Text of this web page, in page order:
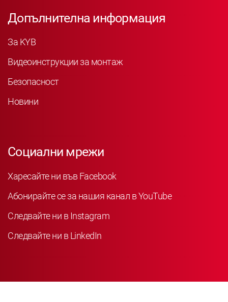
Допълнителна информация
За KYB
Видеоинструкции за монтаж
Безопасност
Новини
Социални мрежи
Харесайте ни във Facebook
Абонирайте се за нашия канал в YouTube
Следвайте ни в Instagram
Следвайте ни в LinkedIn